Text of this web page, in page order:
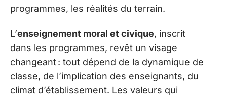
programmes, les réalités du terrain.
L’enseignement moral et civique, inscrit
dans les programmes, revêt un visage
changeant : tout dépend de la dynamique de
classe, de l’implication des enseignants, du
climat d’établissement. Les valeurs qui